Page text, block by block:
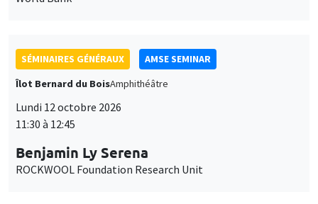
SÉMINAIRES GÉNÉRAUX
AMSE SEMINAR
Îlot Bernard du Bois
Amphithéâtre
Lundi 12 octobre 2026
11:30 à 12:45
Benjamin Ly Serena
ROCKWOOL Foundation Research Unit